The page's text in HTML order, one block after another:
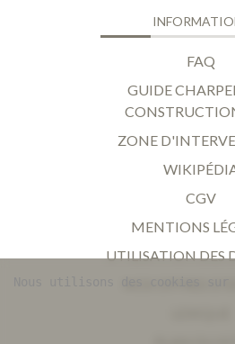
FAQ
GUIDE
ZONE
CGV
MENTIONS
UTILISATION DES